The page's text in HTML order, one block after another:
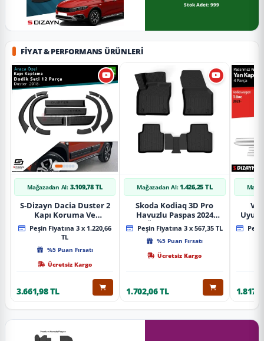
Stok Adet: 999
FIYAT & PERFORMANS ÜRÜNLERI
Mağazadan Al: 3.109,78 TL
S-Dizayn Dacia Duster 2
Kapı Koruma Ve
Çamurluk Kaplaması
Dodik Seti 2018 Üzeri A+
Kalite
Peşin Fiyatına 3 x 1.220,66
TL
%5 Puan Fırsatı
Ücretsiz Kargo
3.661,98 TL
Mağazadan Al: 1.426,25 TL
Skoda Kodiaq 3D Pro
Havuzlu Paspas 2024
Üzeri A+ Kalite
Peşin Fiyatına 3 x 567,35 TL
%5 Puan Fırsatı
Ücretsiz Kargo
1.702,06 TL
Yan